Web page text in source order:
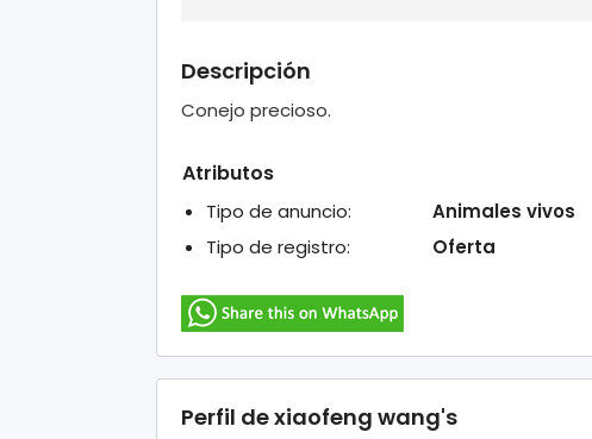
Descripción
Conejo precioso.
Atributos
Tipo de anuncio:
Animales vivos
Tipo de registro:
Oferta
Perfil de xiaofeng wang's